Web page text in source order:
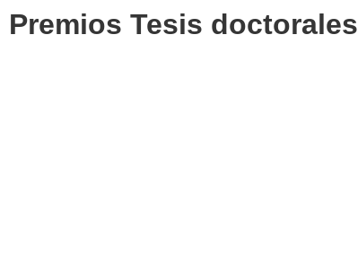
Premios Tesis doctorales